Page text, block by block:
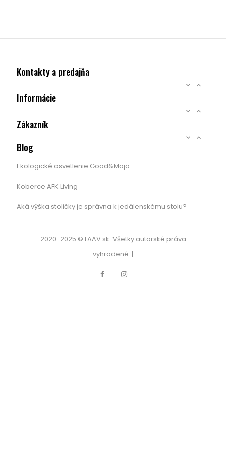
Kontakty a predajňa
 
Informácie
 
Zákazník
 
Blog
Ekologické osvetlenie Good&Mojo
Koberce AFK Living
Aká výška stoličky je správna k jedálenskému stolu?
2020-2025 © LAAV.sk. Všetky autorské práva
vyhradené. |
Facebook